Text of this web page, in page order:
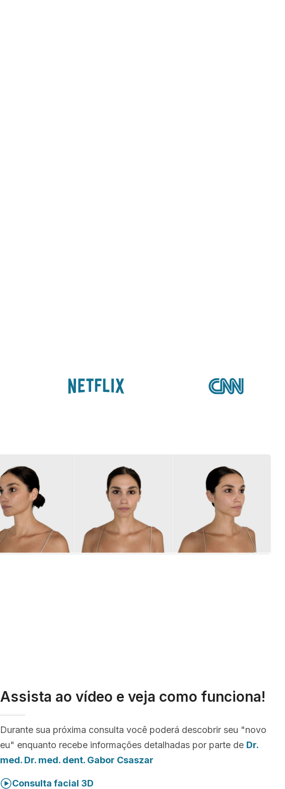
Assista ao vídeo e veja como funciona!
Durante sua próxima consulta você poderá descobrir seu "novo
eu" enquanto recebe informações detalhadas por parte de Dr.
med. Dr. med. dent. Gabor Csaszar
Consulta facial 3D